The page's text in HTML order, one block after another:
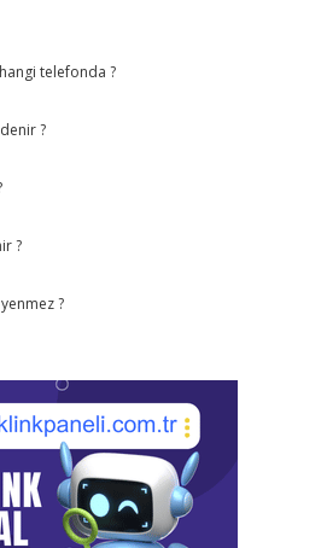
telefonda ?
?
?
?